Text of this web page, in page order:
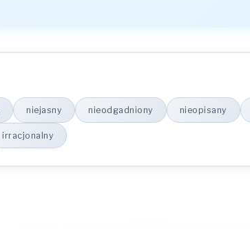
niejasny nieodgadniony nieopisany
irracjonalny